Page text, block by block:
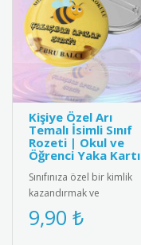
Kişiye Özel Arı
Temalı İsimli Sınıf
Rozeti | Okul ve
Öğrenci Yaka Kartı
Sınıfınıza özel bir kimlik
kazandırmak ve
öğrencilerinizi motive
etmek için harika bir yol!
9,90 ₺